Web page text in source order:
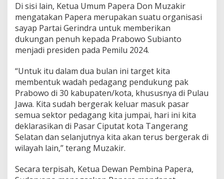
Di sisi lain, Ketua Umum Papera Don Muzakir
mengatakan Papera merupakan suatu organisasi
sayap Partai Gerindra untuk memberikan
dukungan penuh kepada Prabowo Subianto
menjadi presiden pada Pemilu 2024.
“Untuk itu dalam dua bulan ini target kita
membentuk wadah pedagang pendukung pak
Prabowo di 30 kabupaten/kota, khususnya di Pulau
Jawa. Kita sudah bergerak keluar masuk pasar
semua sektor pedagang kita jumpai, hari ini kita
deklarasikan di Pasar Ciputat kota Tangerang
Selatan dan selanjutnya kita akan terus bergerak di
wilayah lain,” terang Muzakir.
Secara terpisah, Ketua Dewan Pembina Papera,